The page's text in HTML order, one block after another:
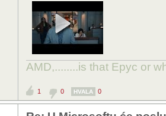
AMD,........is that Epyc or
1 0 HVALA 0